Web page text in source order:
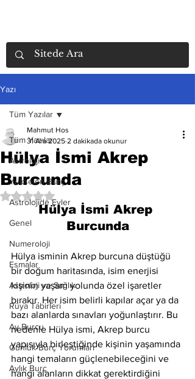
Yazı
Tüm Yazılar
Astroloji
Yükselen Burç
Astrolojide Evler
Genel
Numeroloji
Esmalar
Astroloji ve Sağlık
Rüya Tabirleri
Ay Burcu
Günlük Burç Yorumları
Aylık Burç
Tüm Yazılar
Hülya İsmi Akrep
Burcunda
Mahmut Hos
31 Ara 2025 2 dakikada okunur
5 üzerinden NaN yıldız
Hülya İsmi Akrep
Burcunda
Hülya isminin Akrep burcuna düştüğü
bir doğum haritasında, isim enerjisi
kişinin yaşam yolunda özel işaretler
bırakır. Her isim belirli kapılar açar ya da
bazı alanlarda sınavları yoğunlaştırır. Bu
nedenle Hülya ismi, Akrep burcu
yapısıyla birleştiğinde kişinin yaşamında
hangi temaların güçlenebileceğini ve
hangi alanların dikkat gerektirdiğini